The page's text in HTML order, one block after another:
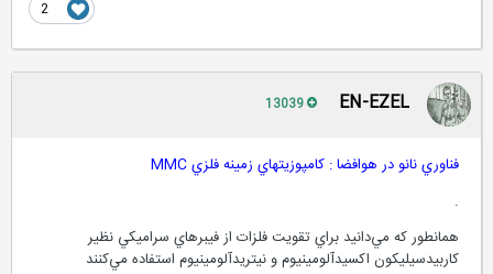
EN-EZEL
فناوري نانو در هوافضا : كامپوزيتهاي زمينه فلزي MMC
همانطور كه مي‌دانيد براي تقويت فلزات از فيبرهاي سراميكي نظير
كاربيدسيليكون اكسيدآلومينيوم و نيتريدآلومينيوم استفاده مي‌كنند